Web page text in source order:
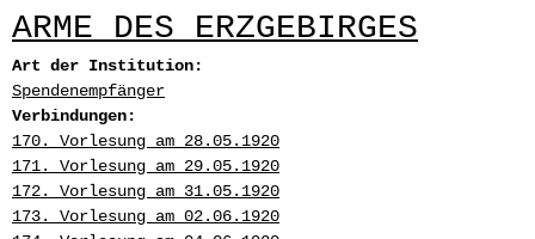
ARME DES ERZGEBIRGES
Art der Institution:
Spendenempfänger
Verbindungen:
170. Vorlesung am 28.05.1920
171. Vorlesung am 29.05.1920
172. Vorlesung am 31.05.1920
173. Vorlesung am 02.06.1920